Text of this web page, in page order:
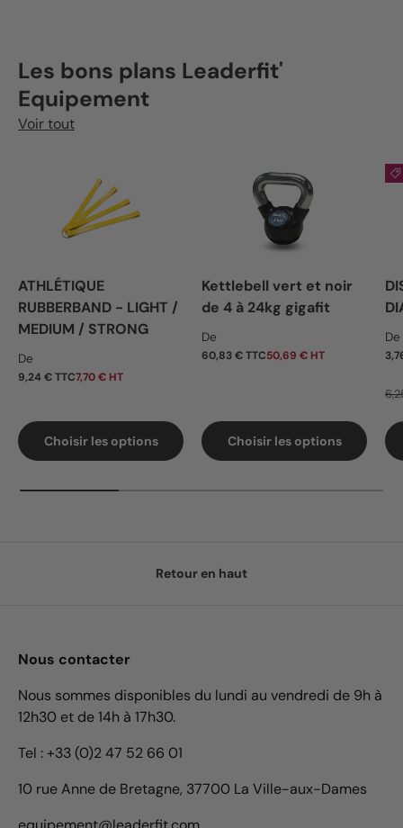
Les bons plans Leaderfit'
Equipement
Voir tout
ATHLÉTIQUE
RUBBERBAND - LIGHT /
MEDIUM / STRONG
Prix habituel
De
9,24 € TTC7,70 € HT
Choisir les options
Kettlebell vert et noir
de 4 à 24kg gigafit
Prix habituel
De
60,83 € TTC50,69 € HT
Choisir les options
De
Retour en haut
Nous contacter
Nous sommes disponibles du lundi au vendredi de 9h à
12h30 et de 14h à 17h30.
Tel : +33 (0)2 47 52 66 01
10 rue Anne de Bretagne, 37700 La Ville-aux-Dames